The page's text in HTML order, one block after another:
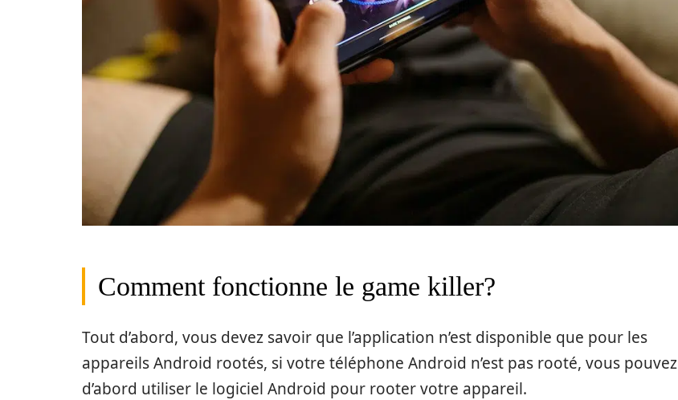
Comment fonctionne le game killer?
Tout d’abord, vous devez savoir que l’application n’est disponible que pour les
appareils Android rootés, si votre téléphone Android n’est pas rooté, vous pouvez
d’abord utiliser le logiciel Android pour rooter votre appareil.